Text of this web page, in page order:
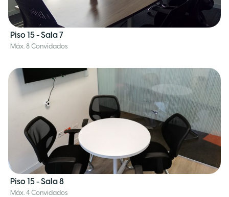
Piso 15 - Sala 7
Máx. 8 Convidados
Piso 15 - Sala 8
Máx. 4 Convidados